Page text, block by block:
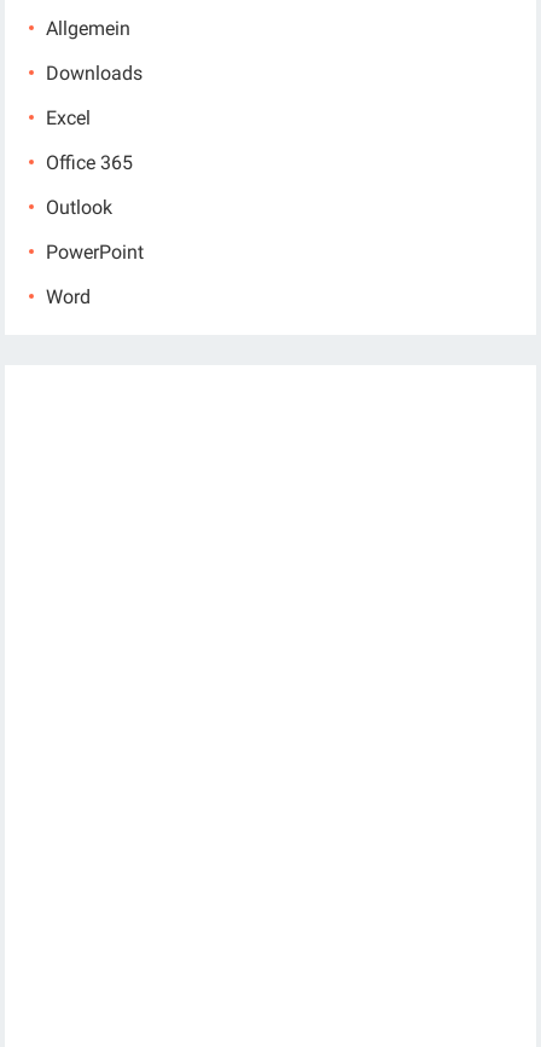
Allgemein
Downloads
Excel
Office 365
Outlook
PowerPoint
Word